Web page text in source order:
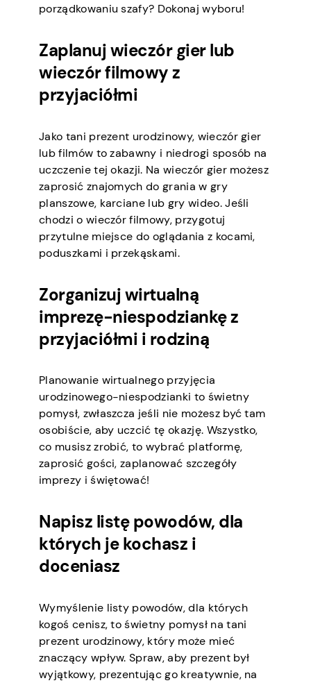
porządkowaniu szafy? Dokonaj wyboru!
Zaplanuj wieczór gier lub
wieczór filmowy z
przyjaciółmi
Jako tani prezent urodzinowy, wieczór gier
lub filmów to zabawny i niedrogi sposób na
uczczenie tej okazji. Na wieczór gier możesz
zaprosić znajomych do grania w gry
planszowe, karciane lub gry wideo. Jeśli
chodzi o wieczór filmowy, przygotuj
przytulne miejsce do oglądania z kocami,
poduszkami i przekąskami.
Zorganizuj wirtualną
imprezę-niespodziankę z
przyjaciółmi i rodziną
Planowanie wirtualnego przyjęcia
urodzinowego-niespodzianki to świetny
pomysł, zwłaszcza jeśli nie możesz być tam
osobiście, aby uczcić tę okazję. Wszystko,
co musisz zrobić, to wybrać platformę,
zaprosić gości, zaplanować szczegóły
imprezy i świętować!
Napisz listę powodów, dla
których je kochasz i
doceniasz
Wymyślenie listy powodów, dla których
kogoś cenisz, to świetny pomysł na tani
prezent urodzinowy, który może mieć
znaczący wpływ. Spraw, aby prezent był
wyjątkowy, prezentując go kreatywnie, na